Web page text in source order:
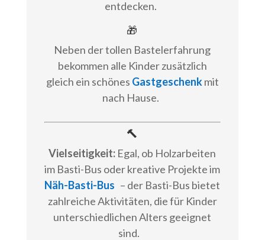
entdecken.
🎁
Neben der tollen Bastelerfahrung
bekommen alle Kinder zusätzlich
gleich ein schönes Gastgeschenkmit
nach Hause.
🔨
Vielseitigkeit: Egal, ob Holzarbeiten
im Basti-Bus oder kreative Projekte im
Näh-Basti-Bus – der Basti-Bus bietet
zahlreiche Aktivitäten, die für Kinder
unterschiedlichen Alters geeignet
sind.